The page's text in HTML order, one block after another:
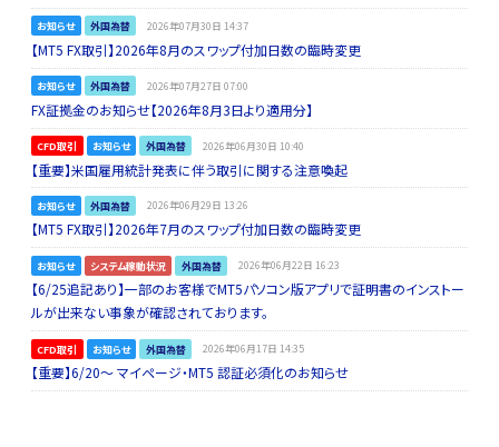
お知らせ 外国為替 2026年07月30日 14:37
【MT5 FX取引】2026年8月のスワップ付加日数の臨時変更
お知らせ 外国為替 2026年07月27日 07:00
FX証拠金のお知らせ【2026年8月3日より適用分】
CFD取引 お知らせ 外国為替 2026年06月30日 10:40
【重要】米国雇用統計発表に伴う取引に関する注意喚起
お知らせ 外国為替 2026年06月29日 13:26
【MT5 FX取引】2026年7月のスワップ付加日数の臨時変更
お知らせ システム稼動状況 外国為替 2026年06月22日 16:23
【6/25追記あり】一部のお客様でMT5パソコン版アプリで証明書のインストー
ルが出来ない事象が確認されております。
CFD取引 お知らせ 外国為替 2026年06月17日 14:35
【重要】6/20～ マイページ・MT5 認証必須化のお知らせ